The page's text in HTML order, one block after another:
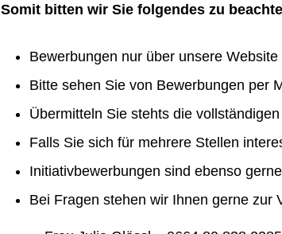
Somit bitten wir Sie folgendes zu
Bewerbungen nur über unsere Website
Bitte sehen Sie von Bewerbungen per
Übermitteln Sie stehts die
Falls Sie sich für mehrere Stellen
Initiativbewerbungen sind ebenso
Bei Fragen stehen wir Ihnen gerne zur